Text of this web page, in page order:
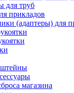
для труб
прикладов
(адаптеры) для
магазина